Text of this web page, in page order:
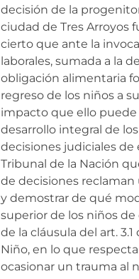
decisión de la
ciudad de Tres Arroyos
cierto que ante la
laborales, sumada a la
obligación alimentaria
regreso de los niños a
impacto que ello puede
desarrollo integral de
decisiones judiciales
Tribunal de la Nación
de decisiones
y demostrar de qué
superior de los niños
de la cláusula del art.
Niño, en lo que
ocasionar un trauma al